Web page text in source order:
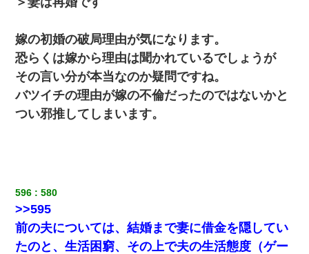
嫁の初婚の破局理由が気になります。
恐らくは嫁から理由は聞かれているでしょうが
その言い分が本当なのか疑問ですね。
バツイチの理由が嫁の不倫だったのではないかと
つい邪推してしまいます。
596 580
>>595
前の夫については、結婚まで妻に借金を隠してい
たのと、生活困窮、その上で夫の生活態度（ゲー